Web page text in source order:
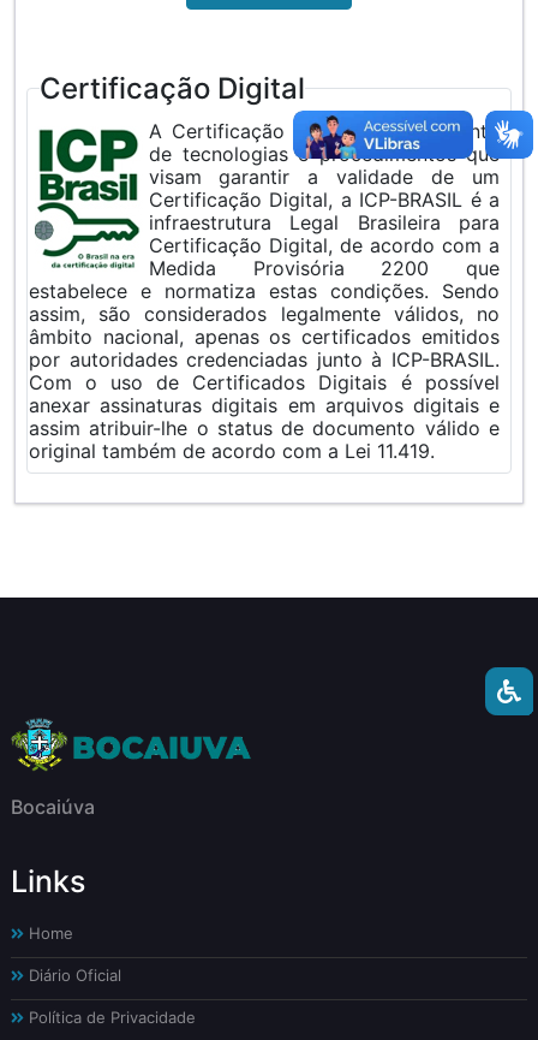
Certificação Digital
A Certificação Digital é um conjunto
de tecnologias e procedimentos que
visam garantir a validade de um
Certificação Digital, a ICP-BRASIL é a
infraestrutura Legal Brasileira para
Certificação Digital, de acordo com a
Medida Provisória 2200 que
estabelece e normatiza estas condições. Sendo
assim, são considerados legalmente válidos, no
âmbito nacional, apenas os certificados emitidos
por autoridades credenciadas junto à ICP-BRASIL.
Com o uso de Certificados Digitais é possível
anexar assinaturas digitais em arquivos digitais e
assim atribuir-lhe o status de documento válido e
original também de acordo com a Lei 11.419.
Bocaiúva
Links
Home
Diário Oficial
Política de Privacidade